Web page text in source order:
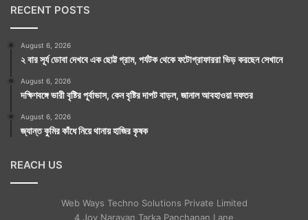
RECENT POSTS
August 6, 2026
২ বার সূর্য ডোবা দেখবে এক ছোট্ট গ্রাম, পর্যটক থেকে ফটোগ্রাফাররা ভিড় করছেন সেখানে
August 6, 2026
দক্ষিণবঙ্গে ভারী বৃষ্টির পূর্বাভাস, কেন বৃষ্টির দাপট বাড়ল, জানাল আবহাওয়া দফতর
August 6, 2026
জ্যান্ত কুমির কাঁধে নিয়ে থানায় হাজির কৃষক
REACH US
Web Ways Techno Solutions Private Limited
4 Joy Narayan Tarka Panchanan Lane